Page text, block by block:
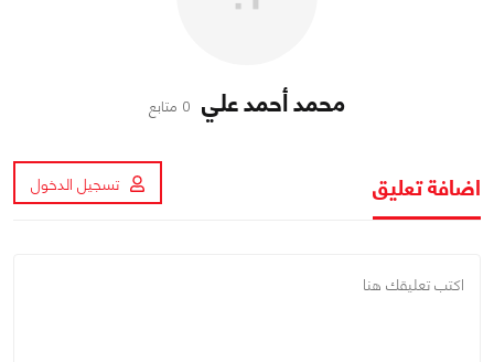
محمد أحمد علي 0 متابع
اضافة تعليق تسجيل الدخول